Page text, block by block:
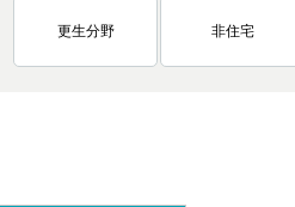
更生分野 非住宅